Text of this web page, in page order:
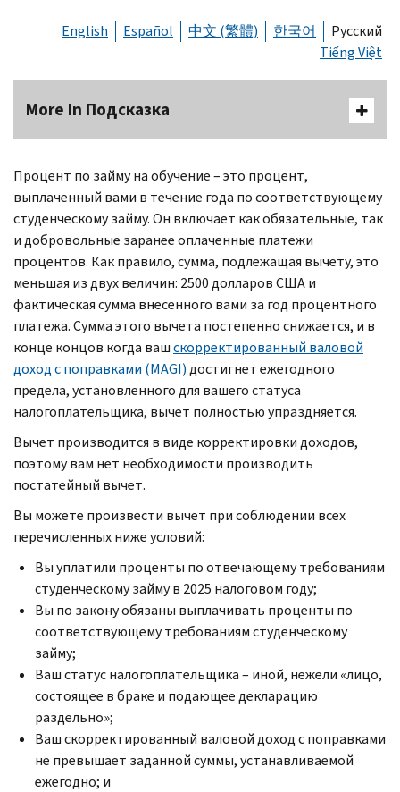
English Español 中文 (繁體) 한국어
Русский
Tiếng Việt
More In Подсказка
Процент по займу на обучение – это процент,
выплаченный вами в течение года по соответствующему
студенческому займу. Он включает как обязательные, так
и добровольные заранее оплаченные платежи
процентов. Как правило, сумма, подлежащая вычету, это
меньшая из двух величин: 2500 долларов США и
фактическая сумма внесенного вами за год процентного
платежа. Сумма этого вычета постепенно снижается, и в
конце концов когда вашскорректированный валовой
доход с поправками (MAGI)достигнет ежегодного
предела, установленного для вашего статуса
налогоплательщика, вычет полностью упраздняется.
Вычет производится в виде корректировки доходов,
поэтому вам нет необходимости производить
постатейный вычет.
Вы можете произвести вычет при соблюдении всех
перечисленных ниже условий:
Вы уплатили проценты по отвечающему требованиям
студенческому займу в 2025 налоговом году;
Вы по закону обязаны выплачивать проценты по
соответствующему требованиям студенческому
займу;
Ваш статус налогоплательщика – иной, нежели «лицо,
состоящее в браке и подающее декларацию
раздельно»;
Ваш скорректированный валовой доход с поправками
не превышает заданной суммы, устанавливаемой
ежегодно; и